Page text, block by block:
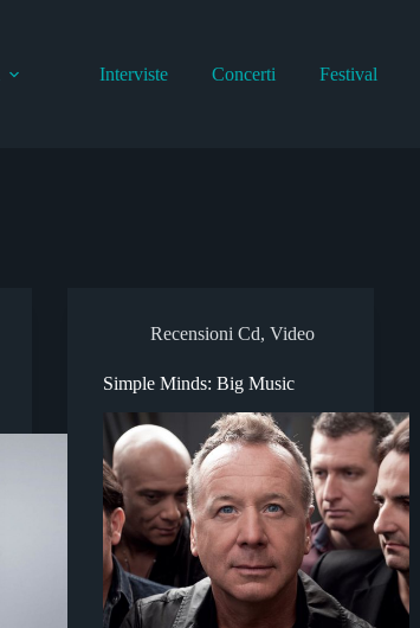
Interviste Concerti Festival
Recensioni Cd,Video
Simple Minds: Big Music